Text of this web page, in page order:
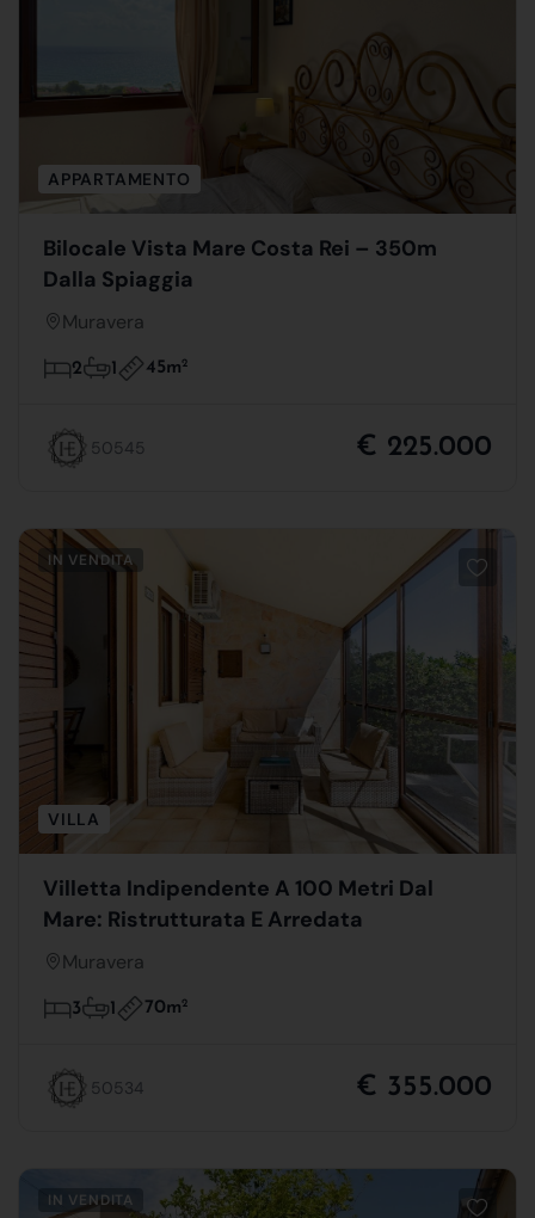
APPARTAMENTO
Bilocale Vista Mare Costa Rei – 350m
Dalla Spiaggia
Muravera
2 1 45m2
50545 € 225.000
IN VENDITA
VILLA
Villetta Indipendente A 100 Metri Dal
Mare: Ristrutturata E Arredata
Muravera
3 1 70m2
50534 € 355.000
IN VENDITA